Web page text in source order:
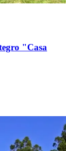
"Casa